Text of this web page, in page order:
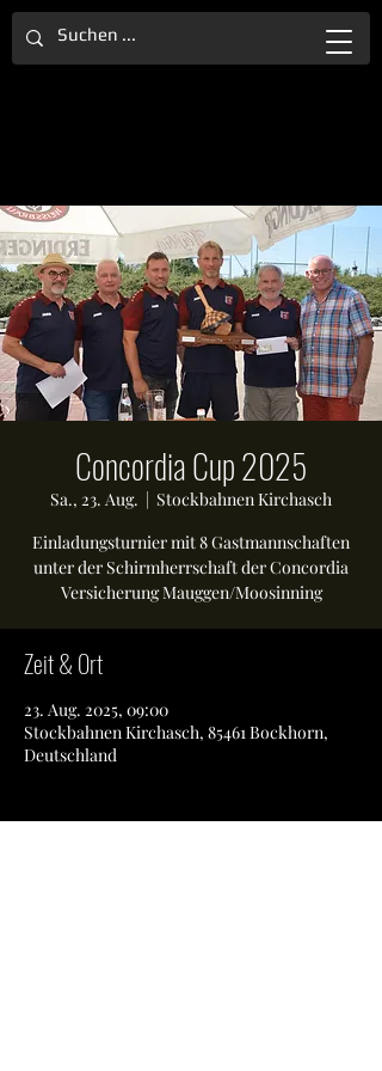
Concordia Cup 2025
Sa., 23. Aug.
  |
Stockbahnen Kirchasch
Einladungsturnier mit 8 Gastmannschaften
unter der Schirmherrschaft der Concordia
Versicherung Mauggen/Moosinning
Zeit & Ort
23. Aug. 2025, 09:00
Stockbahnen Kirchasch, 85461 Bockhorn,
Deutschland